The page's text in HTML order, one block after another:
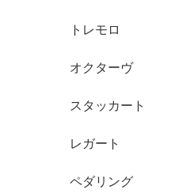
トレモロ
オクターヴ
スタッカート
レガート
ペダリング